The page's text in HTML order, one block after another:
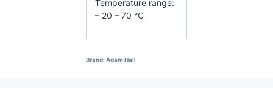
Temperature range:
– 20 – 70 °C
Brand:Adam Hall